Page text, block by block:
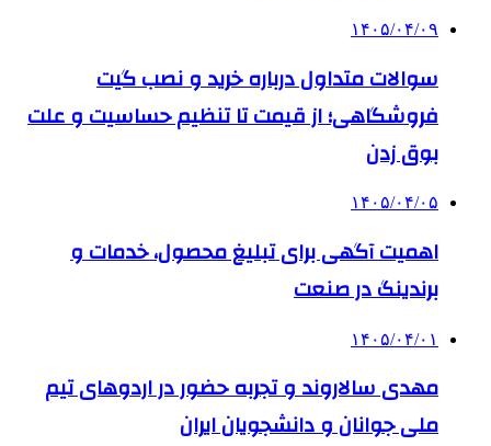
۱۴۰۵/۰۴/۰۹
سوالات متداول درباره خرید و نصب گیت
فروشگاهی؛ از قیمت تا تنظیم حساسیت و علت
بوق زدن
۱۴۰۵/۰۴/۰۵
اهمیت آگهی برای تبلیغ محصول، خدمات و
برندینگ در صنعت
۱۴۰۵/۰۴/۰۱
مهدی سالاروند و تجربه حضور در اردوهای تیم
ملی جوانان و دانشجویان ایران